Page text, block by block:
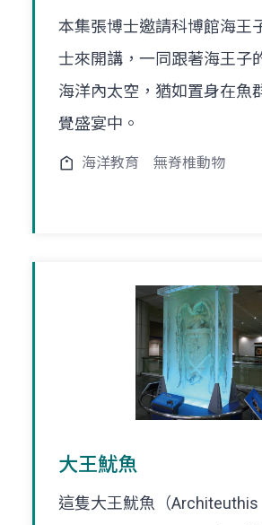
本集張博士邀請科博館海王
士來開講，一同跟著海王子
海洋內太空，猶如置身在魚
覺盛宴中。
海洋教育 無脊椎動物
大王魷魚
這隻大王魷魚（Architeuthis